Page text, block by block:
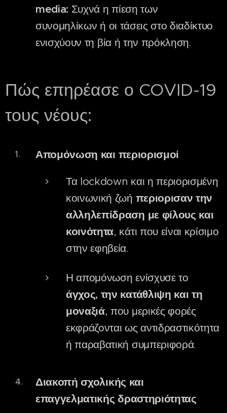
media: Συχνά η πίεση των
συνομηλίκων ή οι τάσεις στο διαδίκτυο
ενισχύουν τη βία ή την πρόκληση.
Πώς επηρέασε ο COVID-19
τους νέους:
Απομόνωση και περιορισμοί
Τα lockdown και η περιορισμένη
κοινωνική ζωή περιορισαν την
αλληλεπίδραση με φίλους και
κοινότητα, κάτι που είναι κρίσιμο
στην εφηβεία.
Η απομόνωση ενίσχυσε το
άγχος, την κατάθλιψη και τη
μοναξιά, που μερικές φορές
εκφράζονται ως αντιδραστικότητα
ή παραβατική συμπεριφορά.
Διακοπή σχολικής και
επαγγελματικής δραστηριότητας